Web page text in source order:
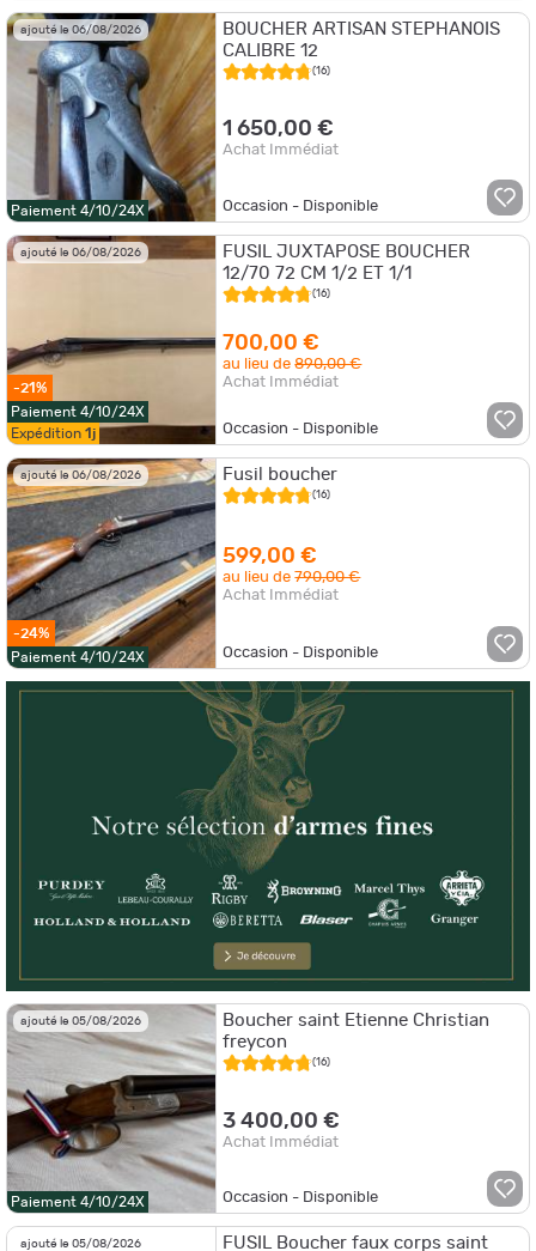
ajouté le 06/08/2026
Paiement 4/10/24X
BOUCHER ARTISAN STEPHANOIS
CALIBRE 12
(16)
1 650,00 €
Achat Immédiat
Occasion - Disponible
ajouté le 06/08/2026
-21%
Paiement 4/10/24X
Expédition 1j
FUSIL JUXTAPOSE BOUCHER
12/70 72 CM 1/2 ET 1/1
(16)
700,00 €
au lieu de890,00 €
Achat Immédiat
Occasion - Disponible
ajouté le 06/08/2026
-24%
Paiement 4/10/24X
Fusil boucher
(16)
599,00 €
au lieu de790,00 €
Achat Immédiat
Occasion - Disponible
ajouté le 05/08/2026
Paiement 4/10/24X
Boucher saint Etienne Christian
freycon
(16)
3 400,00 €
Achat Immédiat
Occasion - Disponible
ajouté le 05/08/2026 FUSIL Boucher faux corps saint